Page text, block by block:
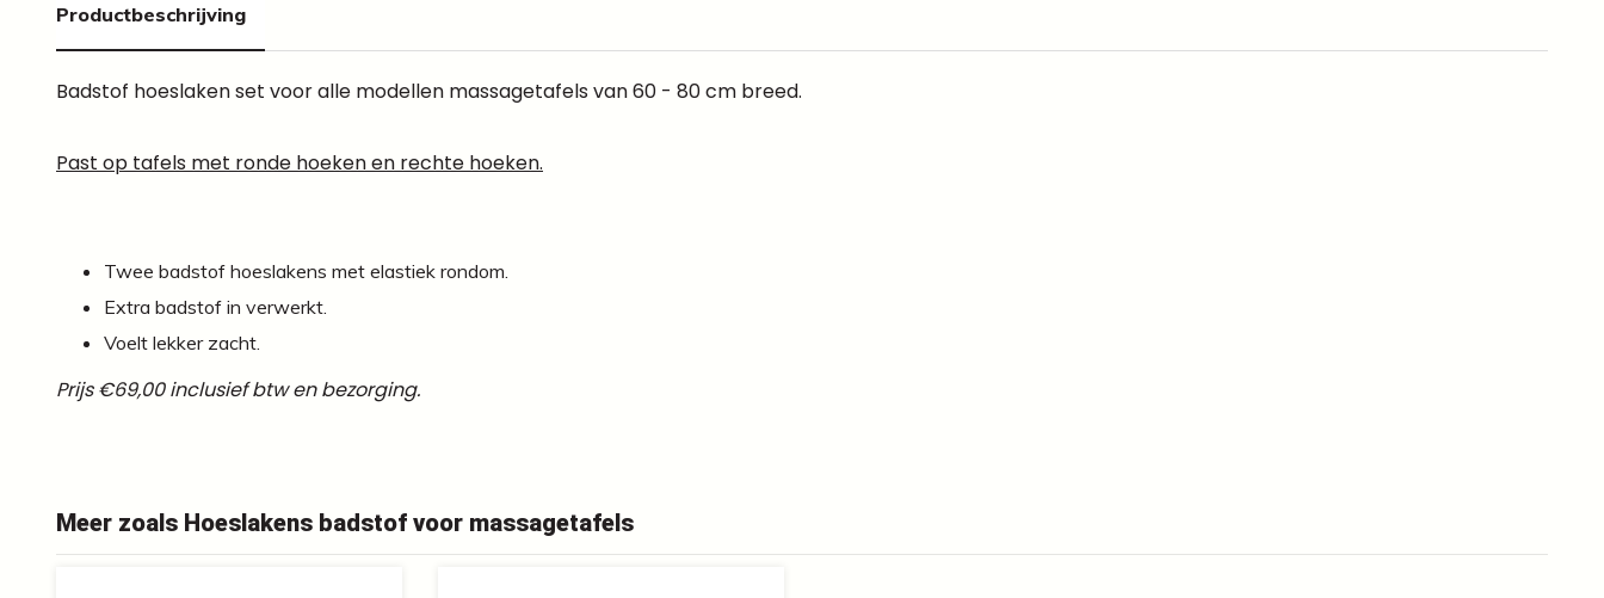
Productbeschrijving
Badstof hoeslaken set voor alle modellen massagetafels van 60 - 80 cm breed.
Past op tafels met ronde hoeken en rechte hoeken.
Twee badstof hoeslakens met elastiek rondom.
Extra badstof in verwerkt.
Voelt lekker zacht.
Prijs €69,00 inclusief btw en bezorging.
Meer zoals Hoeslakens badstof voor massagetafels